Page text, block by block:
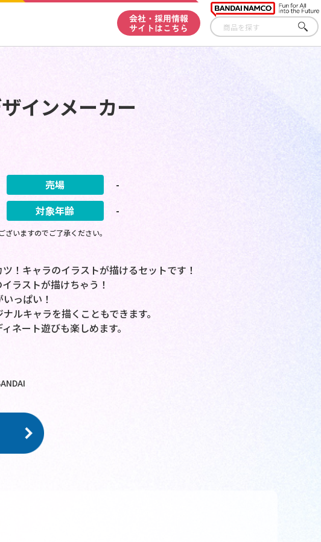
会社・採用情報
サイトはこちら
さが
す
インメーカー
売場
-
対象年齢 -
いますのでご了承ください。
！キャラのイラストが描けるセットです！
ラストが描けちゃう！
っぱい！
ルキャラを描くこともできます。
ネート遊びも楽しめます。